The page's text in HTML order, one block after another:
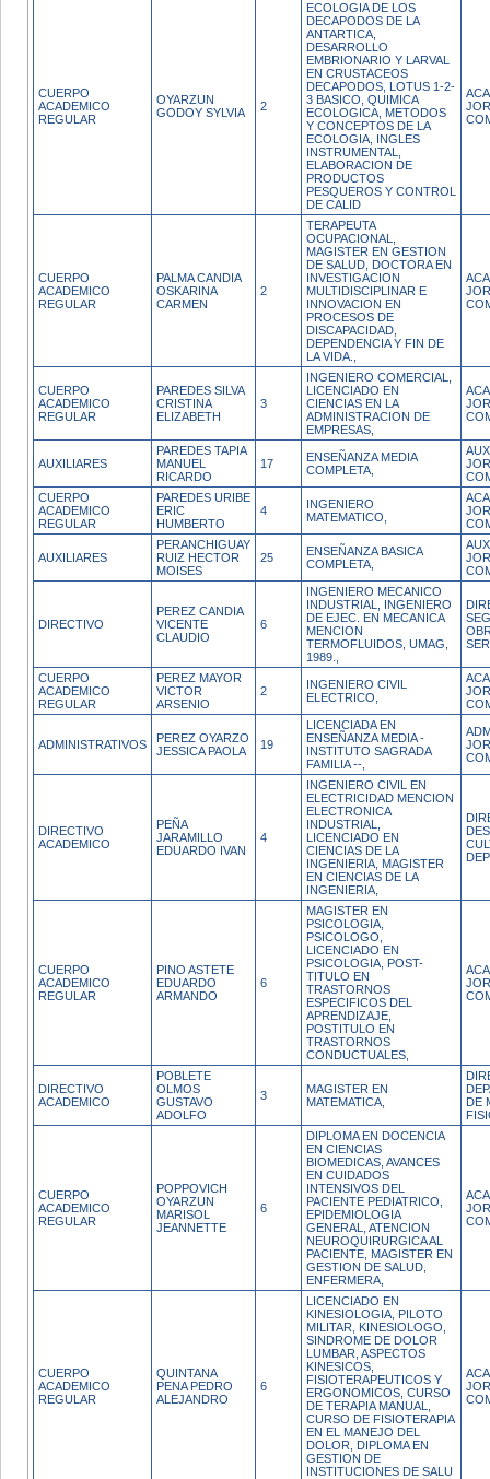
CUERPO
ACADEMICO
REGULAR
OYARZUN
GODOY SYLVIA
2
ECOLOGIA DE LOS
DECAPODOS DE LA
ANTARTICA,
DESARROLLO
EMBRIONARIO Y LARVAL
EN CRUSTACEOS
DECAPODOS, LOTUS 1-2-
3 BASICO, QUIMICA
ECOLOGICA, METODOS
Y CONCEPTOS DE LA
ECOLOGIA, INGLES
INSTRUMENTAL,
ELABORACION DE
PRODUCTOS
PESQUEROS Y CONTROL
DE CALID
CUERPO
ACADEMICO
REGULAR
PALMA CANDIA
OSKARINA
CARMEN
2
TERAPEUTA
OCUPACIONAL,
MAGISTER EN GESTION
DE SALUD, DOCTORA EN
INVESTIGACION
MULTIDISCIPLINAR E
INNOVACION EN
PROCESOS DE
DISCAPACIDAD,
DEPENDENCIA Y FIN DE
LA VIDA.,
CUERPO
ACADEMICO
REGULAR
PAREDES SILVA
CRISTINA
ELIZABETH
3
INGENIERO COMERCIAL,
LICENCIADO EN
CIENCIAS EN LA
ADMINISTRACION DE
EMPRESAS,
AUXILIARES
PAREDES TAPIA
MANUEL
RICARDO
17
ENSEÑANZA MEDIA
COMPLETA,
CUERPO
ACADEMICO
REGULAR
PAREDES URIBE
ERIC
HUMBERTO
4
INGENIERO
MATEMATICO,
AUXILIARES
PERANCHIGUAY
RUIZ HECTOR
MOISES
25
ENSEÑANZA BASICA
COMPLETA,
DIRECTIVO
PEREZ CANDIA
VICENTE
CLAUDIO
6
INGENIERO MECANICO
INDUSTRIAL, INGENIERO
DE EJEC. EN MECANICA
MENCION
TERMOFLUIDOS, UMAG,
1989.,
CUERPO
ACADEMICO
REGULAR
PEREZ MAYOR
VICTOR
ARSENIO
2
INGENIERO CIVIL
ELECTRICO,
ADMINISTRATIVOS
PEREZ OYARZO
JESSICA PAOLA
19
LICENCIADA EN
ENSEÑANZA MEDIA -
INSTITUTO SAGRADA
FAMILIA --,
DIRECTIVO
ACADEMICO
PEÑA
JARAMILLO
EDUARDO IVAN
4
INGENIERO CIVIL EN
ELECTRICIDAD MENCION
ELECTRONICA
INDUSTRIAL,
LICENCIADO EN
CIENCIAS DE LA
INGENIERIA, MAGISTER
EN CIENCIAS DE LA
INGENIERIA,
CUERPO
ACADEMICO
REGULAR
PINO ASTETE
EDUARDO
ARMANDO
6
MAGISTER EN
PSICOLOGIA,
PSICOLOGO,
LICENCIADO EN
PSICOLOGIA, POST-
TITULO EN
TRASTORNOS
ESPECIFICOS DEL
APRENDIZAJE,
POSTITULO EN
TRASTORNOS
CONDUCTUALES,
DIRECTIVO
ACADEMICO
POBLETE
OLMOS
GUSTAVO
ADOLFO
3
MAGISTER EN
MATEMATICA,
DE
CUERPO
ACADEMICO
REGULAR
POPPOVICH
OYARZUN
MARISOL
JEANNETTE
6
DIPLOMA EN DOCENCIA
EN CIENCIAS
BIOMEDICAS, AVANCES
EN CUIDADOS
INTENSIVOS DEL
PACIENTE PEDIATRICO,
EPIDEMIOLOGIA
GENERAL, ATENCION
NEUROQUIRURGICA AL
PACIENTE, MAGISTER EN
GESTION DE SALUD,
ENFERMERA,
CUERPO
ACADEMICO
REGULAR
QUINTANA
PENA PEDRO
ALEJANDRO
6
LICENCIADO EN
KINESIOLOGIA, PILOTO
MILITAR, KINESIOLOGO,
SINDROME DE DOLOR
LUMBAR, ASPECTOS
KINESICOS,
FISIOTERAPEUTICOS Y
ERGONOMICOS, CURSO
DE TERAPIA MANUAL,
CURSO DE FISIOTERAPIA
EN EL MANEJO DEL
DOLOR, DIPLOMA EN
GESTION DE
INSTITUCIONES DE SALU